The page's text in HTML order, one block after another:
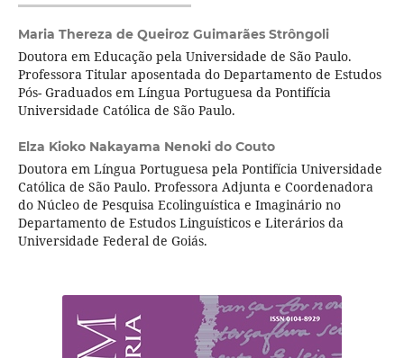
Maria Thereza de Queiroz Guimarães Strôngoli
Doutora em Educação pela Universidade de São Paulo.
Professora Titular aposentada do Departamento de Estudos
Pós- Graduados em Língua Portuguesa da Pontifícia
Universidade Católica de São Paulo.
Elza Kioko Nakayama Nenoki do Couto
Doutora em Língua Portuguesa pela Pontifícia Universidade
Católica de São Paulo. Professora Adjunta e Coordenadora
do Núcleo de Pesquisa Ecolinguística e Imaginário no
Departamento de Estudos Linguísticos e Literários da
Universidade Federal de Goiás.